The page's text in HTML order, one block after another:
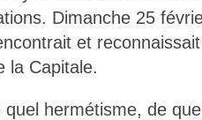
Dimanche 25
et
la Capitale.
hermétisme, de